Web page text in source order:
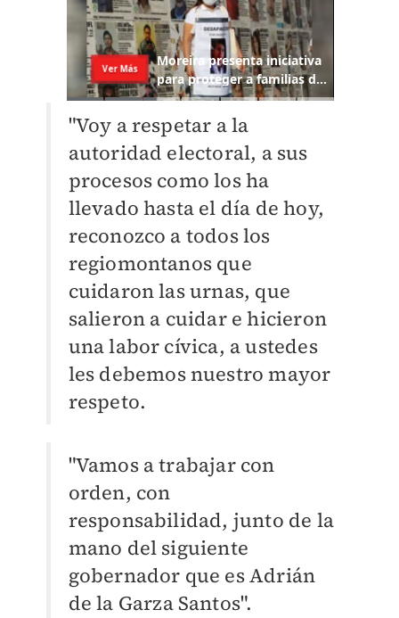
"Voy a respetar a la
autoridad electoral, a sus
procesos como los ha
llevado hasta el día de hoy,
reconozco a todos los
regiomontanos que
cuidaron las urnas, que
salieron a cuidar e hicieron
una labor cívica, a ustedes
les debemos nuestro mayor
respeto.
"Vamos a trabajar con
orden, con
responsabilidad, junto de la
mano del siguiente
gobernador que es Adrián
de la Garza Santos".